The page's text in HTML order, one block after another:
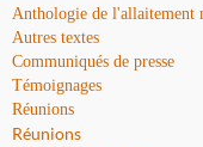
Anthologie de l'allaitement
Autres textes
Communiqués de presse
Témoignages
Réunions
Réunions